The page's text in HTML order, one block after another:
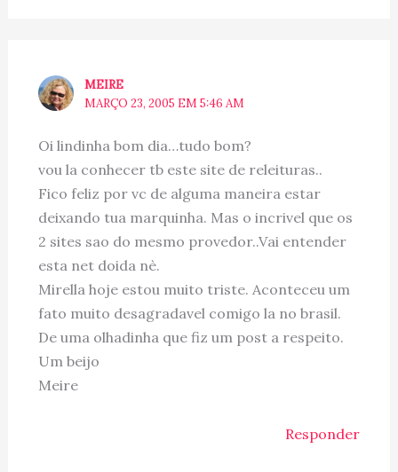
MEIRE
MARÇO 23, 2005 EM 5:46 AM
Oi lindinha bom dia…tudo bom?
vou la conhecer tb este site de releituras..
Fico feliz por vc de alguma maneira estar
deixando tua marquinha. Mas o incrivel que os
2 sites sao do mesmo provedor..Vai entender
esta net doida nè.
Mirella hoje estou muito triste. Aconteceu um
fato muito desagradavel comigo la no brasil.
De uma olhadinha que fiz um post a respeito.
Um beijo
Meire
Responder